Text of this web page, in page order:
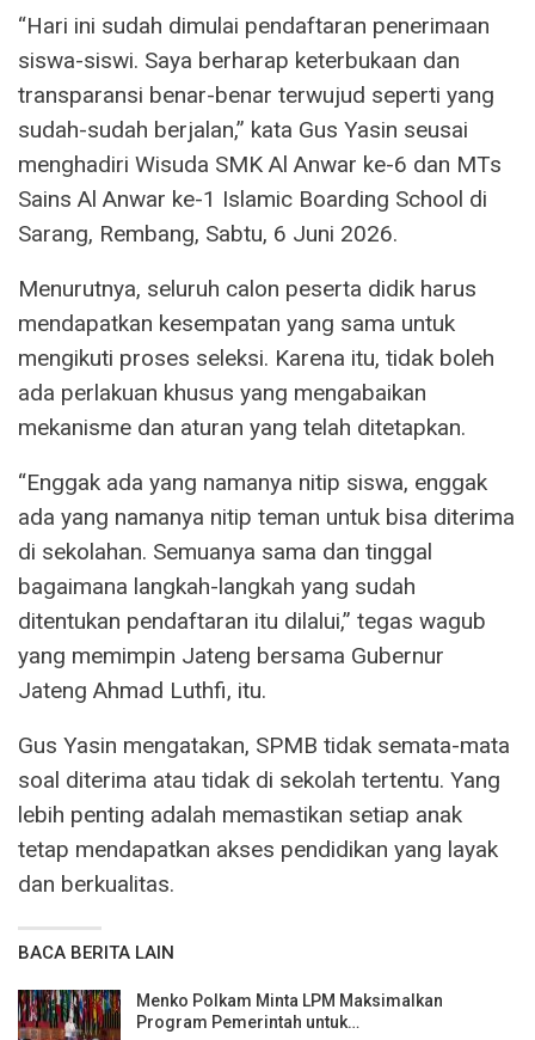
“Hari ini sudah dimulai pendaftaran penerimaan
siswa-siswi. Saya berharap keterbukaan dan
transparansi benar-benar terwujud seperti yang
sudah-sudah berjalan,” kata Gus Yasin seusai
menghadiri Wisuda SMK Al Anwar ke-6 dan MTs
Sains Al Anwar ke-1 Islamic Boarding School di
Sarang, Rembang, Sabtu, 6 Juni 2026.
Menurutnya, seluruh calon peserta didik harus
mendapatkan kesempatan yang sama untuk
mengikuti proses seleksi. Karena itu, tidak boleh
ada perlakuan khusus yang mengabaikan
mekanisme dan aturan yang telah ditetapkan.
“Enggak ada yang namanya nitip siswa, enggak
ada yang namanya nitip teman untuk bisa diterima
di sekolahan. Semuanya sama dan tinggal
bagaimana langkah-langkah yang sudah
ditentukan pendaftaran itu dilalui,” tegas wagub
yang memimpin Jateng bersama Gubernur
Jateng Ahmad Luthfi, itu.
Gus Yasin mengatakan, SPMB tidak semata-mata
soal diterima atau tidak di sekolah tertentu. Yang
lebih penting adalah memastikan setiap anak
tetap mendapatkan akses pendidikan yang layak
dan berkualitas.
BACA BERITA LAIN
Menko Polkam Minta LPM Maksimalkan
Program Pemerintah untuk…